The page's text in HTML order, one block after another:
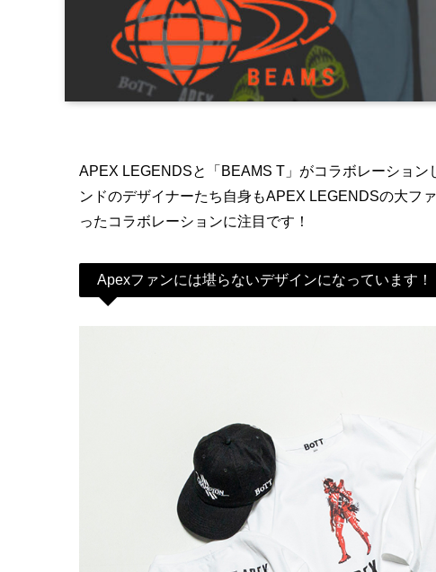
APEX LEGENDSと「BEAMS T」がコラボレーショ
ンドのデザイナーたち自身もAPEX LEGENDSの大フ
ったコラボレーションに注目です！
Apexファンには堪らないデザインになっています！